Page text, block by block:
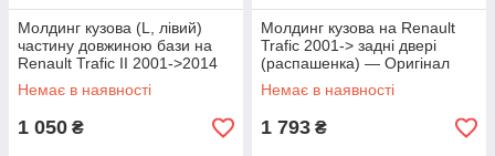
Молдинг кузова (L, лівий)
частину довжиною бази на
Renault Trafic II 2001->2014
Rotweiss (Туреччина)
RWS1164
Немає в наявності
1 050 ₴
Молдинг кузова на Renault
Trafic 2001-> задні двері
(распашенка) — Оригінал
Renault - 7711211652
Немає в наявності
1 793 ₴